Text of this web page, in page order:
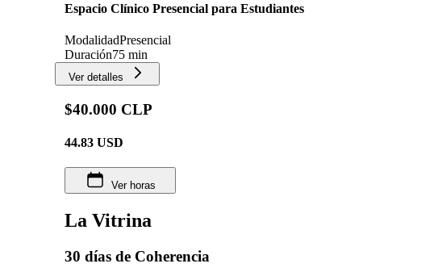
Espacio Clínico Presencial para Estudiantes
ModalidadPresencial
Duración75 min
Ver detalles
$40.000 CLP
44.83 USD
Ver horas
La Vitrina
30 días de Coherencia